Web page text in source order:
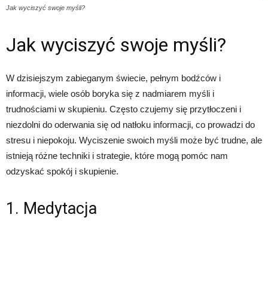
Jak wyciszyć swoje myśli?
Jak wyciszyć swoje myśli?
W dzisiejszym zabieganym świecie, pełnym bodźców i
informacji, wiele osób boryka się z nadmiarem myśli i
trudnościami w skupieniu. Często czujemy się przytłoczeni i
niezdolni do oderwania się od natłoku informacji, co prowadzi do
stresu i niepokoju. Wyciszenie swoich myśli może być trudne, ale
istnieją różne techniki i strategie, które mogą pomóc nam
odzyskać spokój i skupienie.
1. Medytacja